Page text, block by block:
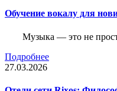
Обучение вокалу для
Музыка — это не
Подробнее
27.03.2026